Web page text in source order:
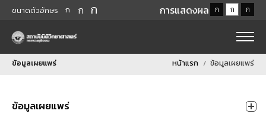
ขนาดตัวอักษร ก ก ก การแสดงผล ก ก ก
ข้อมูลเผยแพร่ หน้าแรก ข้อมูลเผยแพร่
ข้อมูลเผยแพร่